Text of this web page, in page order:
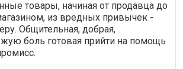
товары, начиная от продавца до
из вредных привычек -
Общительная, добрая,
боль готовая прийти на помощь